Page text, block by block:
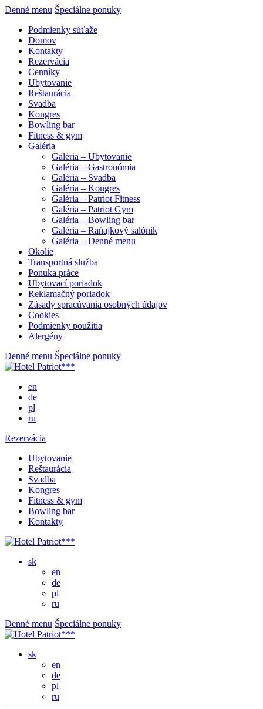
Denné menu Špeciálne ponuky
Podmienky súťaže
Domov
Kontakty
Rezervácia
Cenníky
Ubytovanie
Reštaurácia
Svadba
Kongres
Bowling bar
Fitness & gym
Galéria
Galéria – Ubytovanie
Galéria – Gastronómia
Galéria – Svadba
Galéria – Kongres
Galéria – Patriot Fitness
Galéria – Patriot Gym
Galéria – Bowling bar
Galéria – Raňajkový salónik
Galéria – Denné menu
Okolie
Transportná služba
Ponuka práce
Ubytovací poriadok
Reklamačný poriadok
Zásady spracúvania osobných údajov
Cookies
Podmienky použitia
Alergény
Denné menu Špeciálne ponuky
en
de
pl
ru
Rezervácia
Ubytovanie
Reštaurácia
Svadba
Kongres
Fitness & gym
Bowling bar
Kontakty
sk
en
de
pl
ru
Denné menu Špeciálne ponuky
sk
en
de
pl
ru